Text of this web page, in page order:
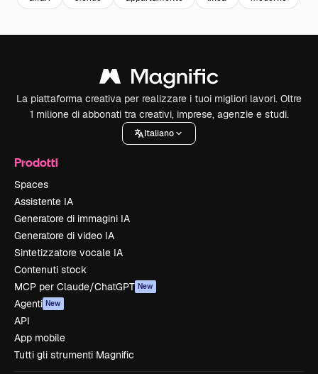
La piattaforma creativa per realizzare i tuoi migliori lavori. Oltre
1 milione di abbonati tra creativi, imprese, agenzie e studi.
Italiano
Prodotti
Spaces
Assistente IA
Generatore di immagini IA
Generatore di video IA
Sintetizzatore vocale IA
Contenuti stock
MCP per Claude/ChatGPT New
Agenti New
API
App mobile
Tutti gli strumenti Magnific